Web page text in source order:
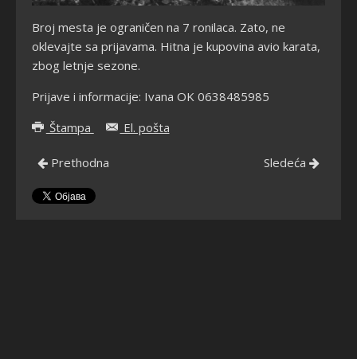
Broj mesta je ograničen na 7 ronilaca. Zato, ne
oklevajte sa prijavama. Hitna je kupovina avio karata,
zbog letnje sezone.
Prijave i informacije: Ivana OK 0638485985
Štampa
El. pošta
Prethodna Sledeća